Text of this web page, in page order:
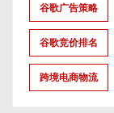
谷歌广告策略
谷歌竞价排名
跨境电商物流